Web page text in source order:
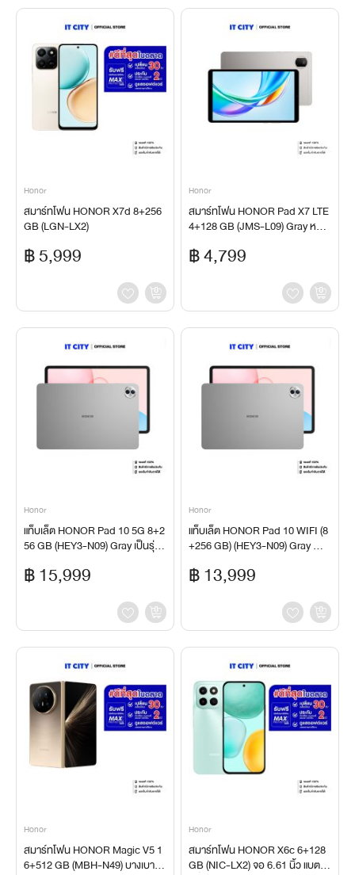
Honor
สมาร์ทโฟน HONOR X7d 8+256
GB (LGN-LX2)
฿ 5,999
Honor
สมาร์ทโฟน HONOR Pad X7 LTE
4+128 GB (JMS-L09) Gray หน้า
25 แบตเตอรี่ 7,020 mAh
฿ 4,799
Honor
แท็บเล็ต HONOR Pad 10 5G 8+2
56 GB (HEY3-N09) Gray เป็นรุ่นใ
฿ 15,999
Honor
แท็บเล็ต HONOR Pad 10 WIFI (8
+256 GB) (HEY3-N09) Gray Wi-
฿ 13,999
Honor
สมาร์ทโฟน HONOR Magic V5 1
6+512 GB (MBH-N49) บางเบาพ
Honor
สมาร์ทโฟน HONOR X6c 6+128
GB (NIC-LX2) จอ 6.61 นิ้ว แบตเต